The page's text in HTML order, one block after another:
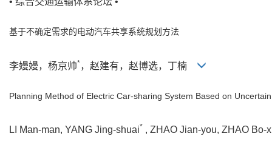
基于不确定需求的电动汽车共享系统规划方法
李嫚嫚，杨京帅*，赵建有，赵博选，丁楠
Planning Method of Electric Car-sharing System Based on
LI Man-man, YANG Jing-shuai* , ZHAO Jian-you, ZHAO